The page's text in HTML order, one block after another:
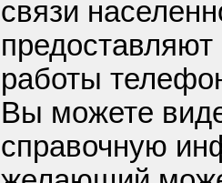
связи
работы
Вы можете
справочную